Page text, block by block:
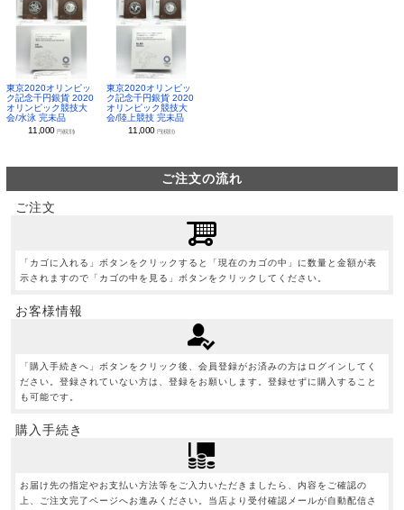
東京2020オリンピッ
ク記念千円銀貨 2020
オリンピック競技大
会/水泳 完未品
11,000円(税別)
東京2020オリンピッ
ク記念千円銀貨 2020
オリンピック競技大
会/陸上競技 完未品
11,000 円(税別)
ご注文の流れ
ご注文
「カゴに入れる」ボタンをクリックすると「現在のカゴの中」に数量と金額が表
示されますので「カゴの中を見る」ボタンをクリックしてください。
お客様情報
「購入手続きへ」ボタンをクリック後、会員登録がお済みの方はログインしてく
ださい。登録されていない方は、登録をお願いします。登録せずに購入すること
も可能です。
購入手続き
お届け先の指定やお支払い方法等をご入力いただきましたら、内容をご確認の
上、ご注文完了ページへお進みください。当店より受付確認メールが自動配信さ